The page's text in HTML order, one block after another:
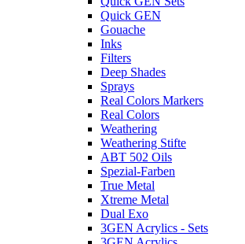
Quick GEN
Gouache
Inks
Filters
Deep Shades
Sprays
Real Colors Markers
Real Colors
Weathering
Weathering Stifte
ABT 502 Oils
Spezial-Farben
True Metal
Xtreme Metal
Dual Exo
3GEN Acrylics - Sets